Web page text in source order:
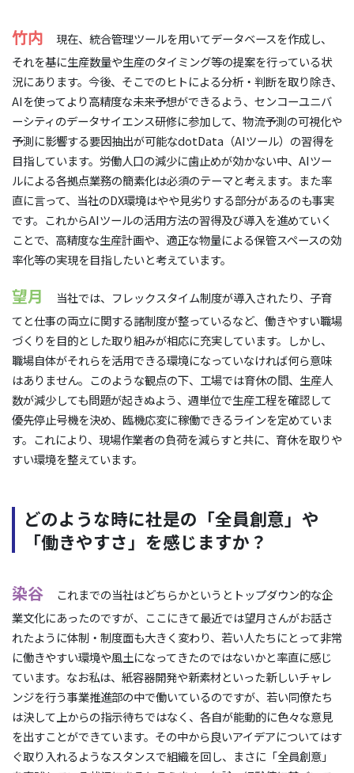
竹内
現在、統合管理ツールを用いてデータベースを作成し、
それを基に生産数量や生産のタイミング等の提案を行っている状
況にあります。今後、そこでのヒトによる分析・判断を取り除き、
AIを使ってより高精度な未来予想ができるよう、センコーユニバ
ーシティのデータサイエンス研修に参加して、物流予測の可視化や
予測に影響する要因抽出が可能なdotData（AIツール）の習得を
目指しています。労働人口の減少に歯止めが効かない中、AIツー
ルによる各拠点業務の簡素化は必須のテーマと考えます。また率
直に言って、当社のDX環境はやや見劣りする部分があるのも事実
です。これからAIツールの活用方法の習得及び導入を進めていく
ことで、高精度な生産計画や、適正な物量による保管スペースの効
率化等の実現を目指したいと考えています。
望月
当社では、フレックスタイム制度が導入されたり、子育
てと仕事の両立に関する諸制度が整っているなど、働きやすい職場
づくりを目的とした取り組みが相応に充実しています。しかし、
職場自体がそれらを活用できる環境になっていなければ何ら意味
はありません。このような観点の下、工場では育休の間、生産人
数が減少しても問題が起きぬよう、週単位で生産工程を確認して
優先停止号機を決め、臨機応変に稼働できるラインを定めていま
す。これにより、現場作業者の負荷を減らすと共に、育休を取りや
すい環境を整えています。
どのような時に社是の「全員創意」や
「働きやすさ」を感じますか？
染谷
これまでの当社はどちらかというとトップダウン的な企
業文化にあったのですが、ここにきて最近では望月さんがお話さ
れたように体制・制度面も大きく変わり、若い人たちにとって非常
に働きやすい環境や風土になってきたのではないかと率直に感じ
ています。なお私は、紙容器開発や新素材といった新しいチャレ
ンジを行う事業推進部の中で働いているのですが、若い同僚たち
は決して上からの指示待ちではなく、各自が能動的に色々な意見
を出すことができています。その中から良いアイデアについてはす
ぐ取り入れるようなスタンスで組織を回し、まさに「全員創意」